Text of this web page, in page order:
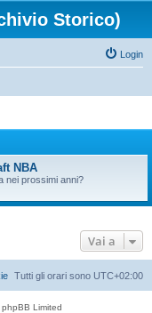
Storico)
Login
NBA
nei prossimi anni?
Vai a
Tutti gli orari sono UTC+02:00
Limited